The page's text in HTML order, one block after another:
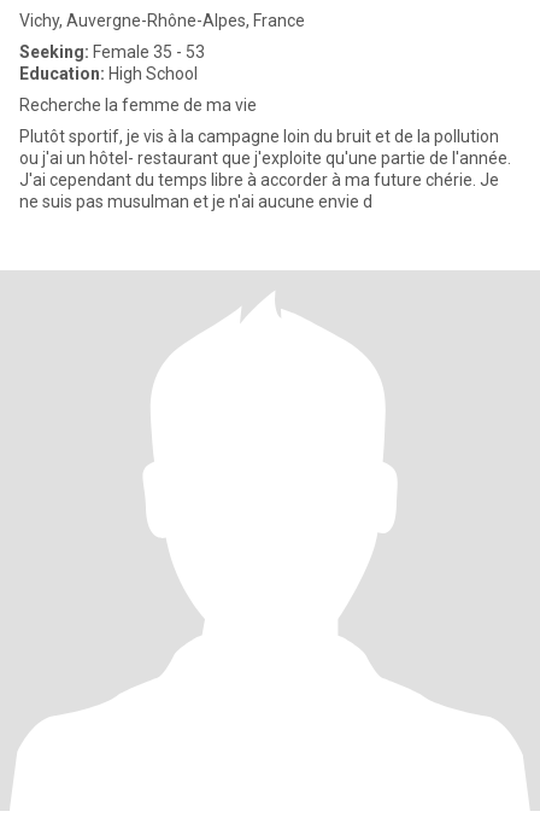
Vichy, Auvergne-Rhône-Alpes, France
Seeking: Female 35 - 53
Education: High School
Recherche la femme de ma vie
Plutôt sportif, je vis à la campagne loin du bruit et de la pollution
ou j'ai un hôtel- restaurant que j'exploite qu'une partie de l'année.
J'ai cependant du temps libre à accorder à ma future chérie. Je
ne suis pas musulman et je n'ai aucune envie d